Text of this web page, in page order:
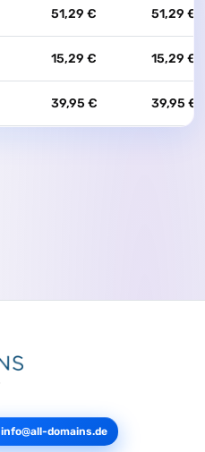
51,29 € 51,29 €
15,29 € 15,29 €
39,95 € 39,95 €
info@all-domains.de